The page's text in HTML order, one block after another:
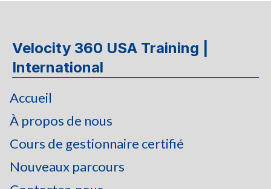
Velocity 360 USA Training |
International
Accueil
À propos de nous
Cours de gestionnaire certifié
Nouveaux parcours